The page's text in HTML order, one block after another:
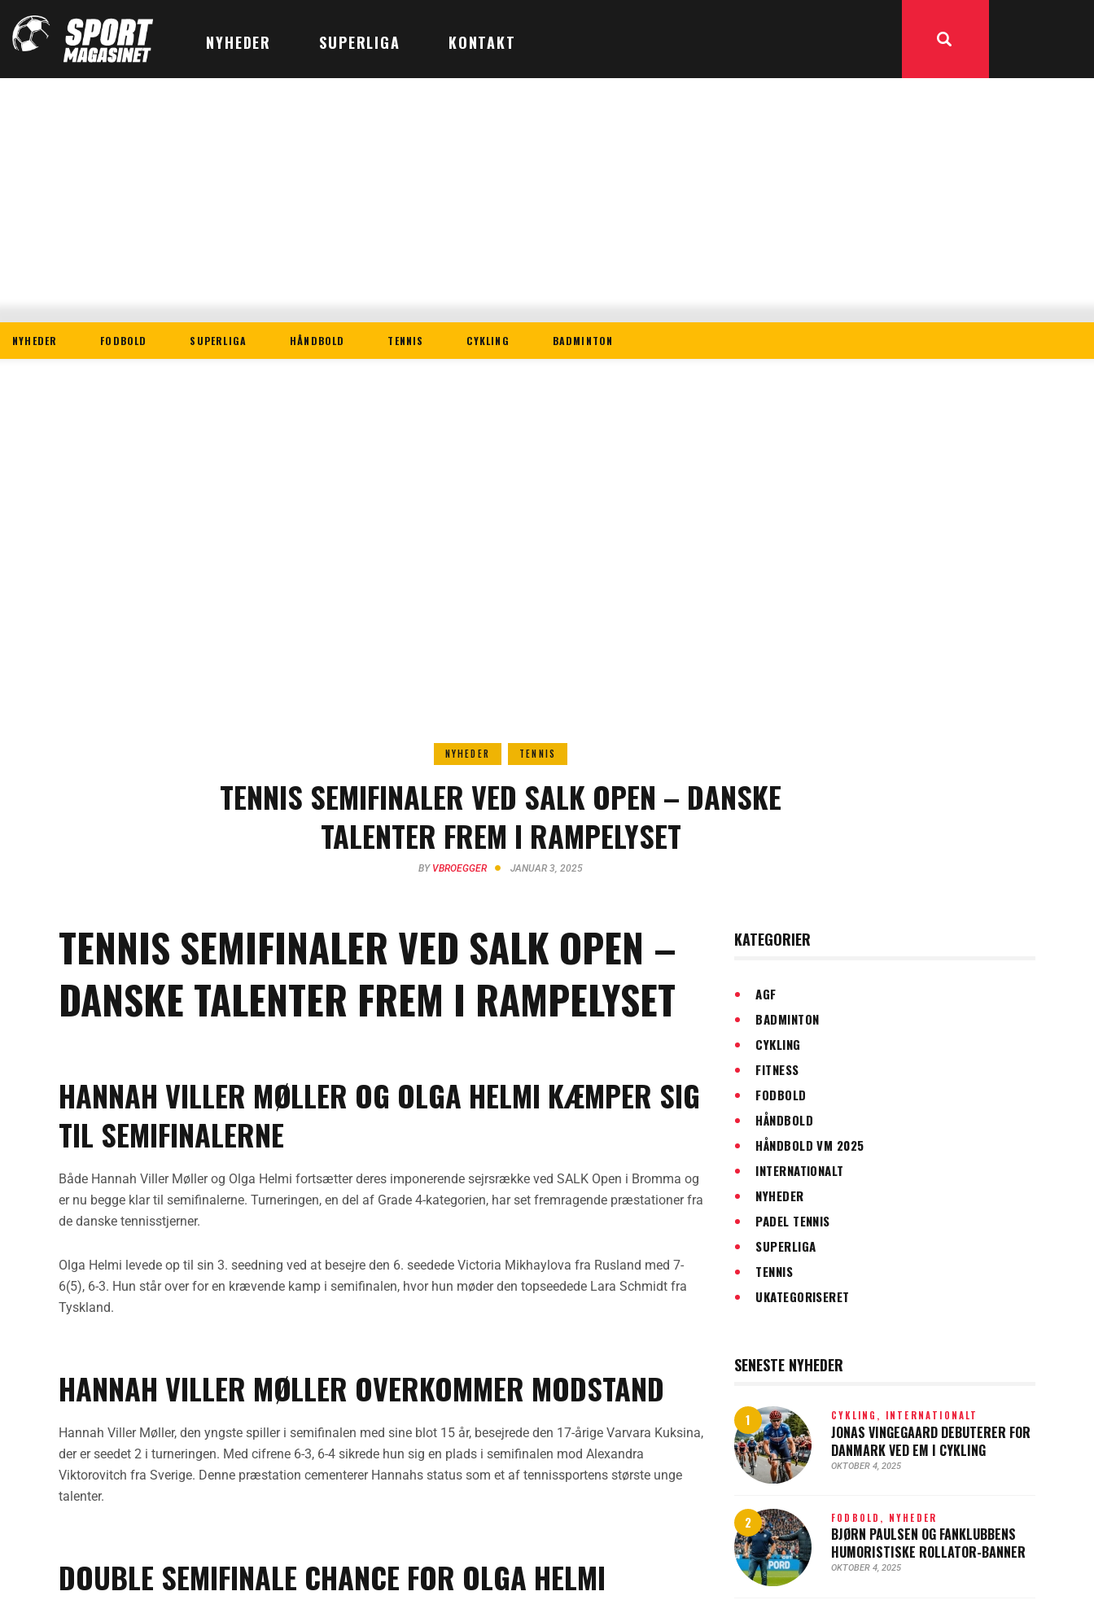
NYHEDER SUPERLIGA KONTAKT
NYHEDER FODBOLD SUPERLIGA HÅNDBOLD TENNIS CYKLING BADMINTON
NYHEDER TENNIS
TENNIS SEMIFINALER VED SALK OPEN – DANSKE
TALENTER FREM I RAMPELYSET
BY VBROEGGER JANUAR 3, 2025
TENNIS SEMIFINALER VED SALK OPEN –
DANSKE TALENTER FREM I RAMPELYSET
HANNAH VILLER MØLLER OG OLGA HELMI KÆMPER SIG
TIL SEMIFINALERNE
Både Hannah Viller Møller og Olga Helmi fortsætter deres imponerende sejrsrække ved SALK Open i Bromma og
er nu begge klar til semifinalerne. Turneringen, en del af Grade 4-kategorien, har set fremragende præstationer fra
de danske tennisstjerner.
Olga Helmi levede op til sin 3. seedning ved at besejre den 6. seedede Victoria Mikhaylova fra Rusland med 7-
6(5), 6-3. Hun står over for en krævende kamp i semifinalen, hvor hun møder den topseedede Lara Schmidt fra
Tyskland.
HANNAH VILLER MØLLER OVERKOMMER MODSTAND
Hannah Viller Møller, den yngste spiller i semifinalen med sine blot 15 år, besejrede den 17-årige Varvara Kuksina,
der er seedet 2 i turneringen. Med cifrene 6-3, 6-4 sikrede hun sig en plads i semifinalen mod Alexandra
Viktorovitch fra Sverige. Denne præstation cementerer Hannahs status som et af tennissportens største unge
talenter.
DOUBLE SEMIFINALE CHANCE FOR OLGA HELMI
KATEGORIER
AGF
BADMINTON
CYKLING
FITNESS
FODBOLD
HÅNDBOLD
HÅNDBOLD VM 2025
INTERNATIONALT
NYHEDER
PADEL TENNIS
SUPERLIGA
TENNIS
UKATEGORISERET
SENESTE NYHEDER
CYKLING, INTERNATIONALT
JONAS VINGEGAARD DEBUTERER FOR
DANMARK VED EM I CYKLING
OKTOBER 4, 2025
FODBOLD, NYHEDER
BJØRN PAULSEN OG FANKLUBBENS
HUMORISTISKE ROLLATOR-BANNER
OKTOBER 4, 2025